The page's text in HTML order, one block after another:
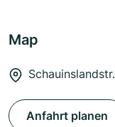
Map
Anfahrt planen